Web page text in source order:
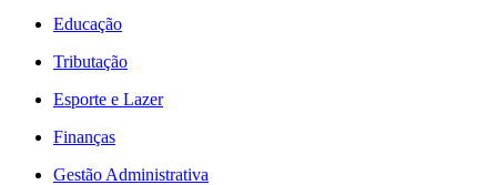
Educação
Tributação
Esporte e Lazer
Finanças
Gestão Administrativa